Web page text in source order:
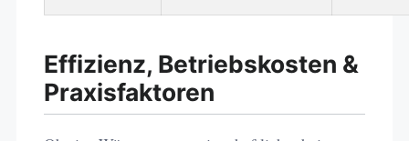
Effizienz, Betriebskosten &
Praxisfaktoren